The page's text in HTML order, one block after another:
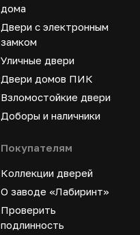
дома
Двери с электронным
замком
Уличные двери
Двери домов ПИК
Взломостойкие двери
Доборы и наличники
Покупателям
Коллекции дверей
О заводе «Лабиринт»
Проверить
подлинность